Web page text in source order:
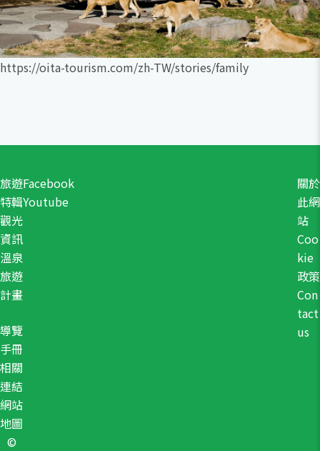
https://oita-tourism.com/zh-TW/stories/family
旅遊
特輯
觀光
資訊
溫泉
旅遊
計畫
導覽
手冊
相關
連結
網站
地圖
關於
此網
站
Coo
kie
政策
Con
tact
us
Facebook
Youtube
©